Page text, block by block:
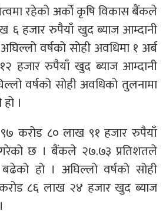
रहेको अर्को कृषि विकास बैंकले
६ हजार रुपैयाँ खुद ब्याज आम्दानी
वर्षको सोही अवधिमा १ अर्ब
हजार रुपैयाँ खुद ब्याज आम्दानी
वर्षको सोही अवधिको तुलनामा
।
करोड ८० लाख ९१ हजार रुपैयाँ
छ । बैंकले २७.७३ प्रतिशतले
हो । अघिल्लो वर्षको सोही
८६ लाख २४ हजार खुद ब्याज